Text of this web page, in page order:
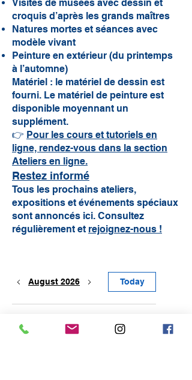
Visites de musées avec dessin et
croquis d’après les grands maîtres
Natures mortes et séances avec
modèle vivant
Peinture en extérieur (du printemps
à l’automne)
Matériel : le matériel de dessin est
fourni. Le matériel de peinture est
disponible moyennant un
supplément.
👉 Pour les cours et tutoriels en
ligne, rendez-vous dans la section
Ateliers en ligne.
Restez informé
Tous les prochains ateliers,
expositions et événements spéciaux
sont annoncés ici. Consultez
régulièrement et rejoignez-nous !
August 2026 Today
No events yet this month